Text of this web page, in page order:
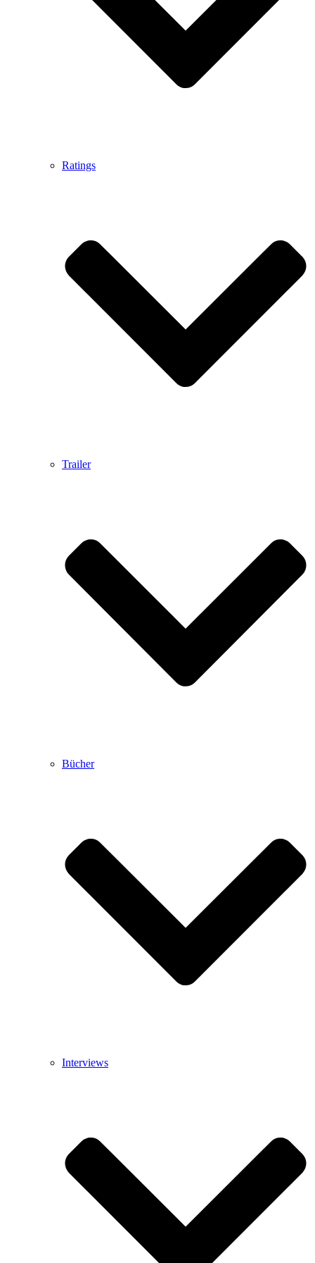
Ratings
Trailer
Bücher
Interviews